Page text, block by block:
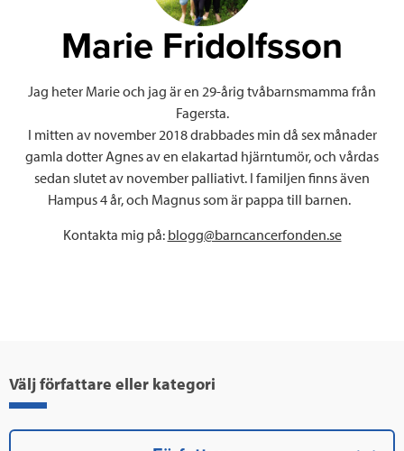
n
Blogginlägg
från
Marie Fridolfsson
Jag heter Marie och jag är en 29-årig tvåbarnsmamma från
Fagersta.
I mitten av november 2018 drabbades min då sex månader
gamla dotter Agnes av en elakartad hjärntumör, och vårdas
sedan slutet av november palliativt. I familjen finns även
Hampus 4 år, och Magnus som är pappa till barnen.
Kontakta mig på: blogg@barncancerfonden.se
Välj författare eller kategori